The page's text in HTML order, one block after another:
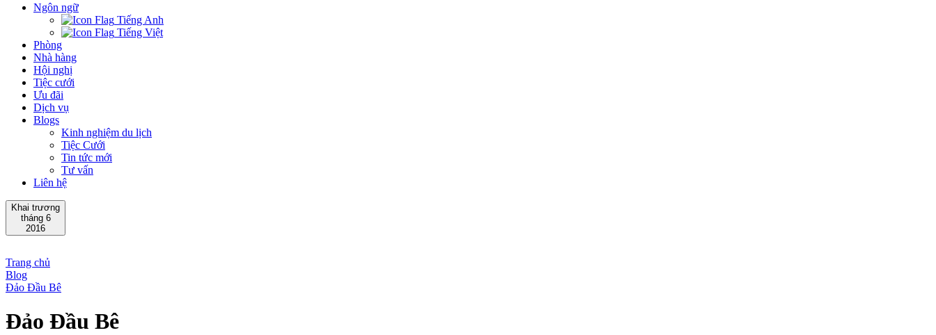
Ngôn ngữ
Tiếng Anh
Tiếng Việt
Phòng
Nhà hàng
Hội nghị
Tiệc cưới
Ưu đãi
Dịch vụ
Blogs
Kinh nghiệm du lịch
Tiệc Cưới
Tin tức mới
Tư vấn
Liên hệ
Khai trương
tháng 6
2016
Trang chủ
Blog
Đảo Đầu Bê
Đảo Đầu Bê